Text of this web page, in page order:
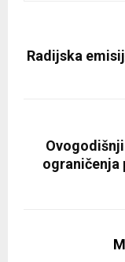
Radijska
ograničenja